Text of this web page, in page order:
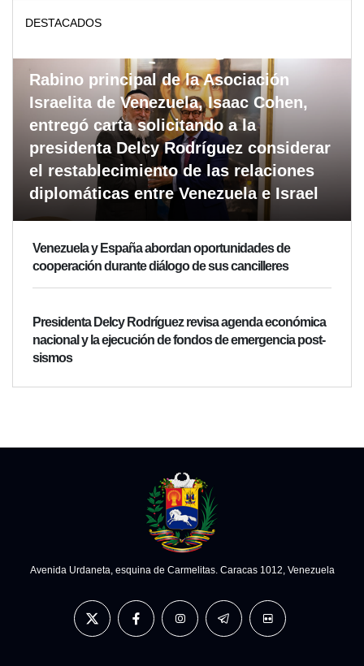
DESTACADOS
Rabino principal de la Asociación
Israelita de Venezuela, Isaac Cohen,
entregó carta solicitando a la
presidenta Delcy Rodríguez considerar
el restablecimiento de las relaciones
diplomáticas entre Venezuela e Israel
Venezuela y España abordan oportunidades de
cooperación durante diálogo de sus cancilleres
Presidenta Delcy Rodríguez revisa agenda económica
nacional y la ejecución de fondos de emergencia post-
sismos
Avenida Urdaneta, esquina de Carmelitas. Caracas 1012, Venezuela